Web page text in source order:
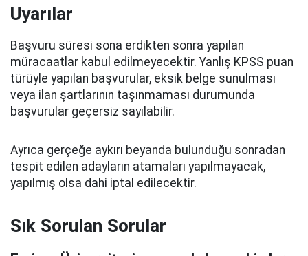
Uyarılar
Başvuru süresi sona erdikten sonra yapılan
müracaatlar kabul edilmeyecektir. Yanlış KPSS puan
türüyle yapılan başvurular, eksik belge sunulması
veya ilan şartlarının taşınmaması durumunda
başvurular geçersiz sayılabilir.
Ayrıca gerçeğe aykırı beyanda bulunduğu sonradan
tespit edilen adayların atamaları yapılmayacak,
yapılmış olsa dahi iptal edilecektir.
Sık Sorulan Sorular